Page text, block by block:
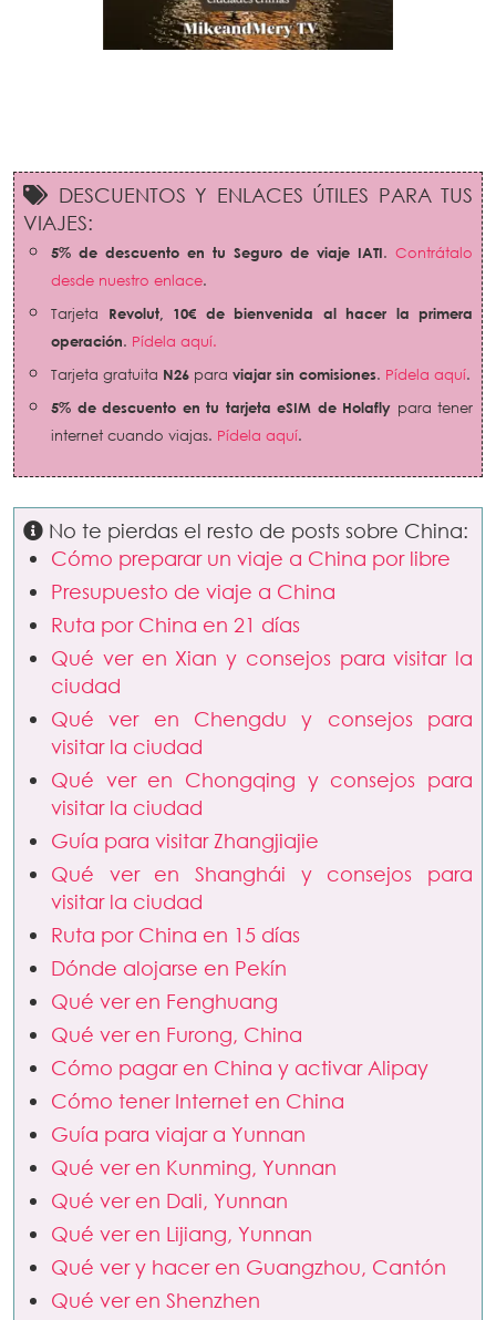
DESCUENTOS Y ENLACES ÚTILES PARA TUS
VIAJES:
5% de descuento en tu Seguro de viaje IATI. Contrátalo
desde nuestro enlace.
Tarjeta Revolut, 10€ de bienvenida al hacer la primera
operación. Pídela aquí.
Tarjeta gratuita N26 para viajar sin comisiones. Pídela aquí.
5% de descuento en tu tarjeta eSIM de Holafly para tener
internet cuando viajas. Pídela aquí.
No te pierdas el resto de posts sobre China:
Cómo preparar un viaje a China por libre
Presupuesto de viaje a China
Ruta por China en 21 días
Qué ver en Xian y consejos para visitar la
ciudad
Qué ver en Chengdu y consejos para
visitar la ciudad
Qué ver en Chongqing y consejos para
visitar la ciudad
Guía para visitar Zhangjiajie
Qué ver en Shanghái y consejos para
visitar la ciudad
Ruta por China en 15 días
Dónde alojarse en Pekín
Qué ver en Fenghuang
Qué ver en Furong, China
Cómo pagar en China y activar Alipay
Cómo tener Internet en China
Guía para viajar a Yunnan
Qué ver en Kunming, Yunnan
Qué ver en Dali, Yunnan
Qué ver en Lijiang, Yunnan
Qué ver y hacer en Guangzhou, Cantón
Qué ver en Shenzhen